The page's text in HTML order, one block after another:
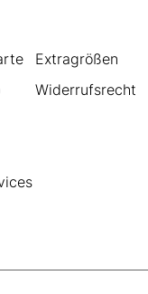
Extragrößen
Widerrufsrecht